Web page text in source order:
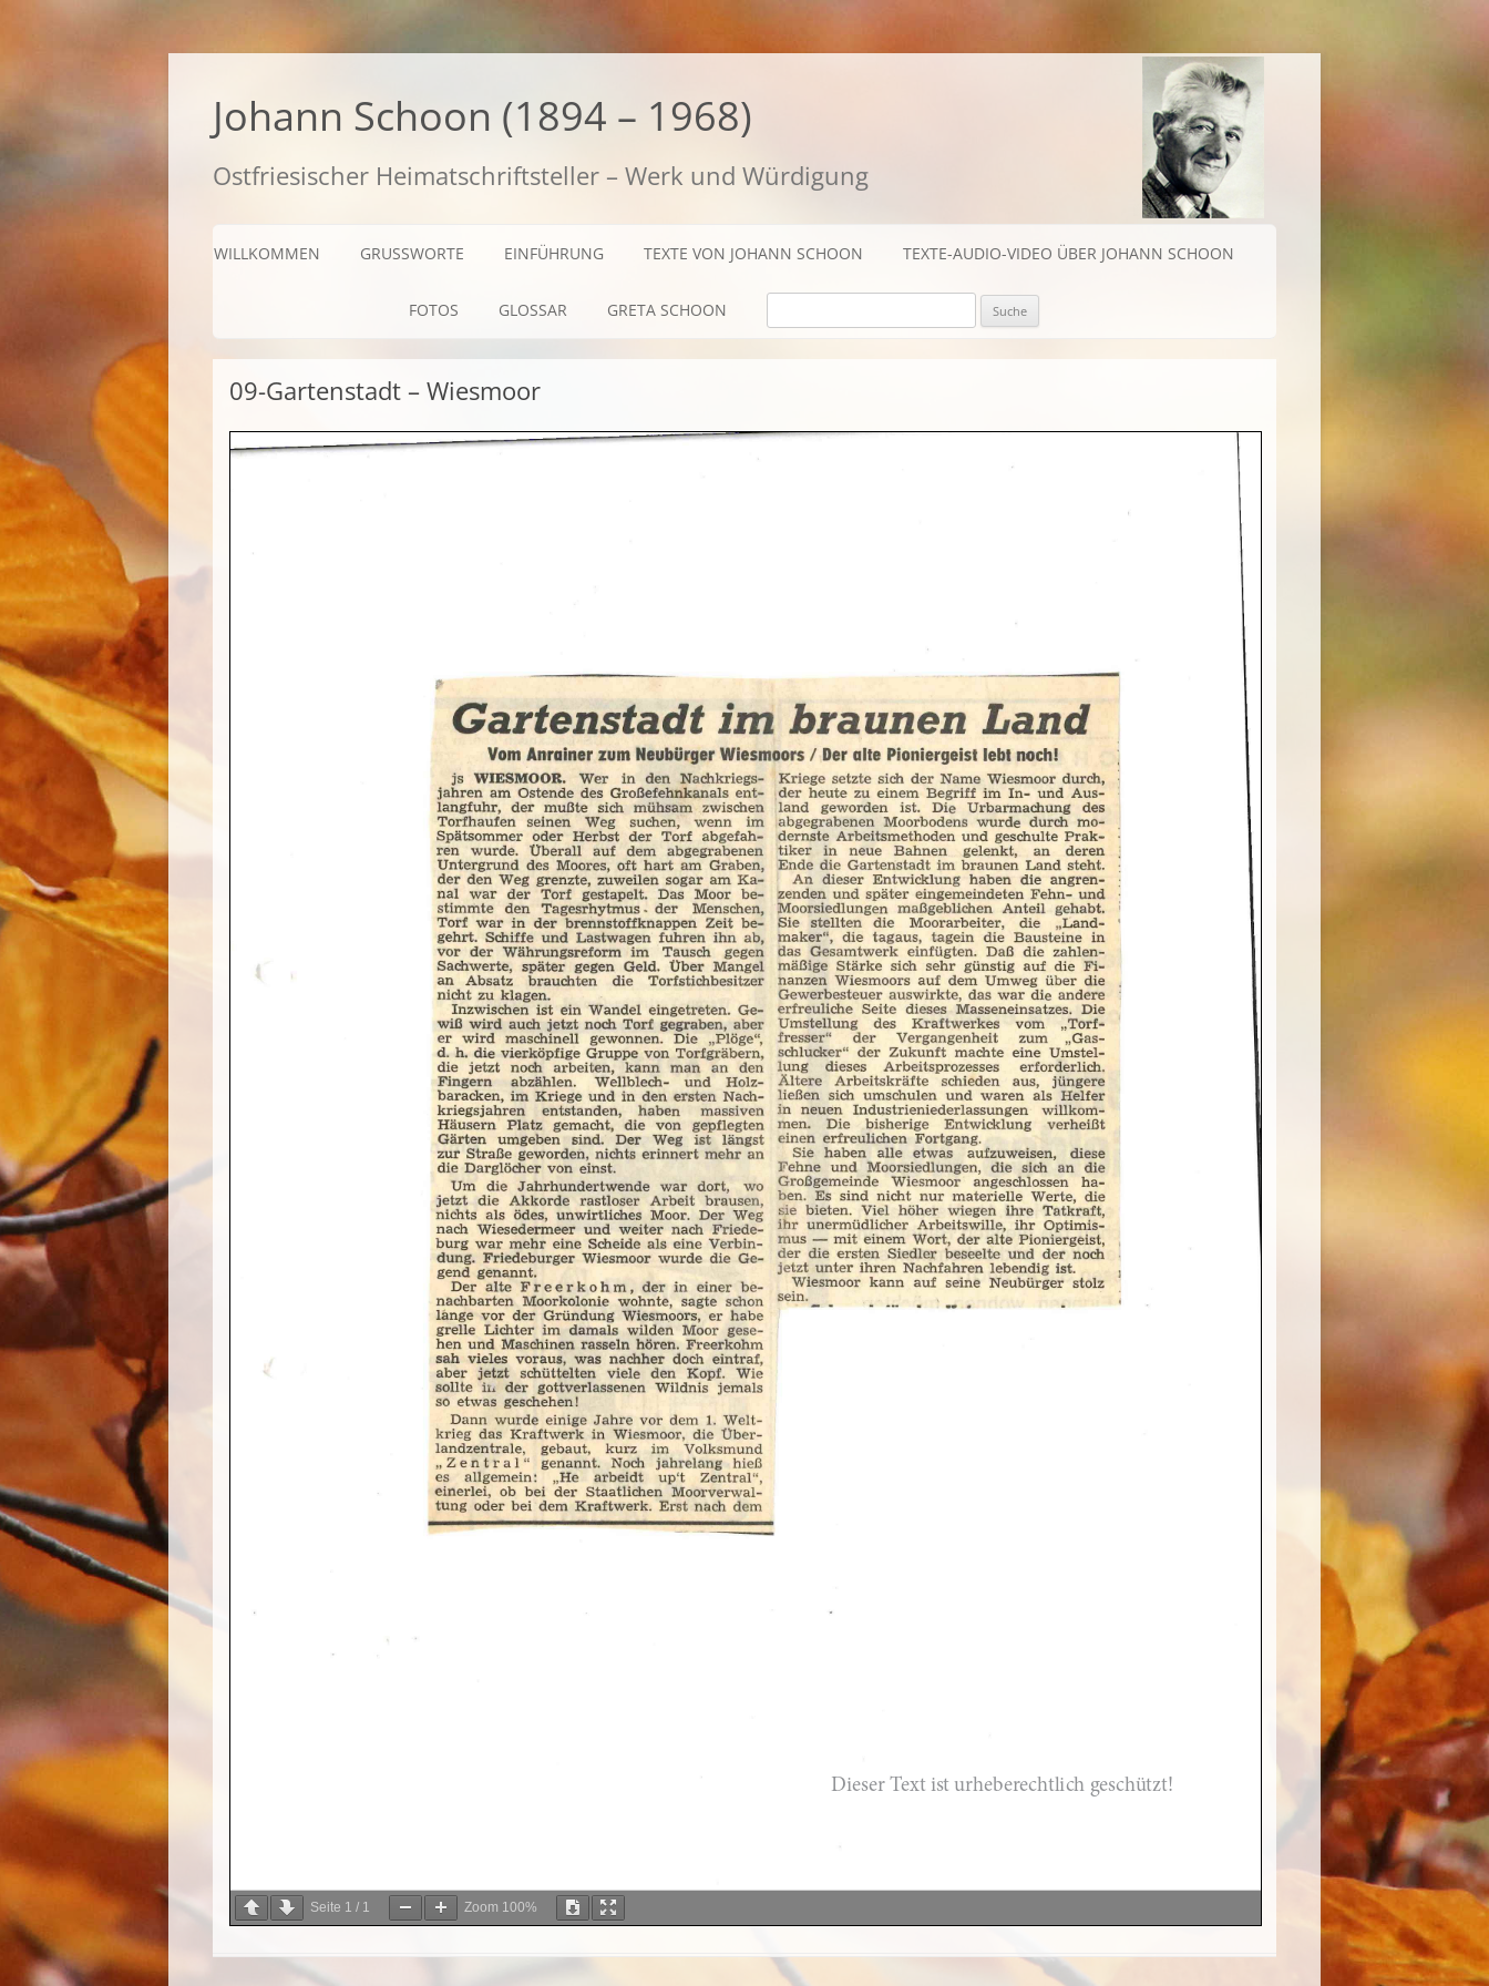
Zum
Johann Schoon (1894 – 1968)
Ostfriesischer Heimatschriftsteller – Werk und Würdigung
WILLKOMMEN GRUSSWORTE EINFÜHRUNG TEXTE VON JOHANN SCHOON TEXTE-AUDIO-VIDEO ÜBER JOHANN SCHOON
FOTOS GLOSSAR GRETA SCHOON
BIOGRAFISCHES
SUCHE NACH:
09-Gartenstadt – Wiesmoor
Seite 1 / 1 Zoom 100%